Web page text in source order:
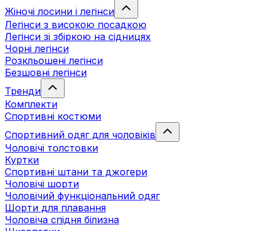
Жіночі лосини і легінси
Легінси з високою посадкою
Легінси зі збіркою на сідницях
Чорні легінси
Розкльошені легінси
Безшовні легінси
Тренди
Комплекти
Спортивні костюми
Спортивний одяг для чоловіків
Чоловічі толстовки
Куртки
Спортивні штани та джогери
Чоловічі шорти
Чоловічий функціональний одяг
Шорти для плавання
Чоловіча спідня білизна